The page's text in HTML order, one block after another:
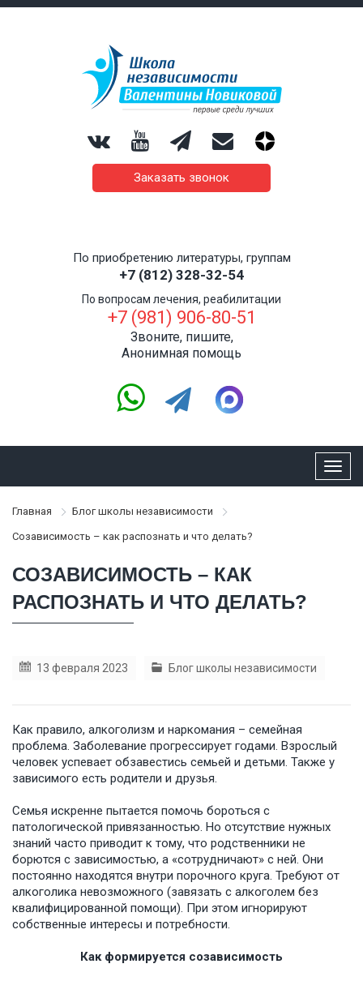
Заказать звонок
По приобретению литературы, группам
+7 (812) 328-32-54
По вопросам лечения, реабилитации
+7 (981) 906-80-51
Звоните, пишите,
Анонимная помощь
Главная Блог школы независимости
Созависимость – как распознать и что делать?
СОЗАВИСИМОСТЬ – КАК
РАСПОЗНАТЬ И ЧТО ДЕЛАТЬ?
13 февраля 2023 Блог школы независимости
Как правило, алкоголизм и наркомания – семейная
проблема. Заболевание прогрессирует годами. Взрослый
человек успевает обзавестись семьей и детьми. Также у
зависимого есть родители и друзья.
Семья искренне пытается помочь бороться с
патологической привязанностью. Но отсутствие нужных
знаний часто приводит к тому, что родственники не
борются с зависимостью, а «сотрудничают» с ней. Они
постоянно находятся внутри порочного круга. Требуют от
алкоголика невозможного (завязать с алкоголем без
квалифицированной помощи). При этом игнорируют
собственные интересы и потребности.
Как формируется созависимость